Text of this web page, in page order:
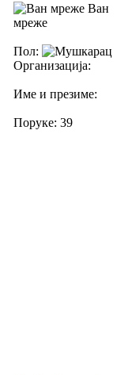
Ван
мреже
Пол:
Организација:
Име и презиме:
Поруке: 39